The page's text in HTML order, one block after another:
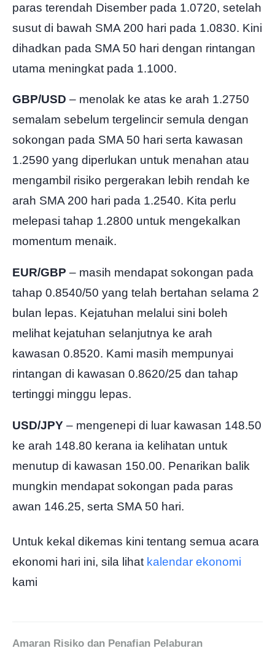
paras terendah Disember pada 1.0720, setelah
susut di bawah SMA 200 hari pada 1.0830. Kini
dihadkan pada SMA 50 hari dengan rintangan
utama meningkat pada 1.1000.
GBP/USD – menolak ke atas ke arah 1.2750
semalam sebelum tergelincir semula dengan
sokongan pada SMA 50 hari serta kawasan
1.2590 yang diperlukan untuk menahan atau
mengambil risiko pergerakan lebih rendah ke
arah SMA 200 hari pada 1.2540. Kita perlu
melepasi tahap 1.2800 untuk mengekalkan
momentum menaik.
EUR/GBP – masih mendapat sokongan pada
tahap 0.8540/50 yang telah bertahan selama 2
bulan lepas. Kejatuhan melalui sini boleh
melihat kejatuhan selanjutnya ke arah
kawasan 0.8520. Kami masih mempunyai
rintangan di kawasan 0.8620/25 dan tahap
tertinggi minggu lepas.
USD/JPY – mengenepi di luar kawasan 148.50
ke arah 148.80 kerana ia kelihatan untuk
menutup di kawasan 150.00. Penarikan balik
mungkin mendapat sokongan pada paras
awan 146.25, serta SMA 50 hari.
Untuk kekal dikemas kini tentang semua acara
ekonomi hari ini, sila lihat kalendar ekonomi
kami
Amaran Risiko dan Penafian Pelaburan